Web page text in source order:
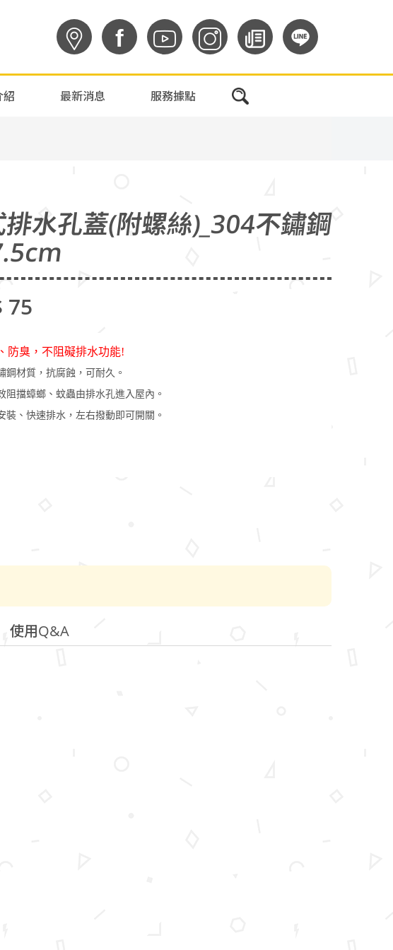
f
紹 最新消息 服務據點
水孔蓋(附螺絲)_304不鏽鋼
75
防臭，不阻礙排水功能!
鋼材質，抗腐蝕，可耐久。
阻擋蟑螂、蚊蟲由排水孔進入屋內。
裝、快速排水，左右撥動即可開關。
使用Q&A